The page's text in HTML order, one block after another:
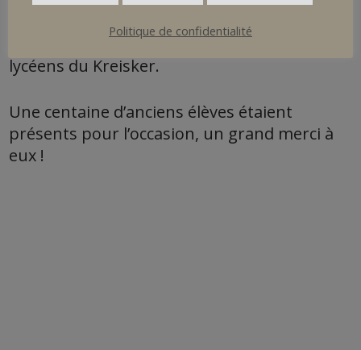
Bac Professionnel MCVont pu échanger
avec de nombreux étudiants, anciens
lycéens du Kreisker.
Une centaine d’anciens élèves étaient
présents pour l’occasion, un grand merci à
eux !
Politique de confidentialité